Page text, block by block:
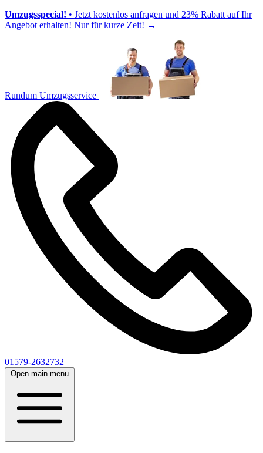
Umzugsspecial! • Jetzt kostenlos anfragen und 23% Rabatt auf Ihr
Angebot erhalten! Nur für kurze Zeit! →
Rundum Umzugsservice
01579-2632732
Open main menu